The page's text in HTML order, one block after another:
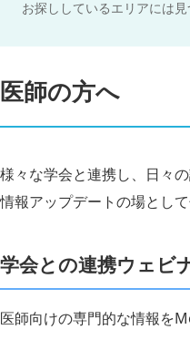
お探ししているエリアには
医師の方へ
様々な学会と連携し、日々
情報アップデートの場とし
学会との連携ウェビ
医師向けの専門的な情報を